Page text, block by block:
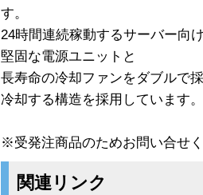
す。
24時間連続稼動するサーバー向
堅固な電源ユニットと
長寿命の冷却ファンをダブルで
冷却する構造を採用しています。
※受発注商品のためお問い合せ
関連リンク